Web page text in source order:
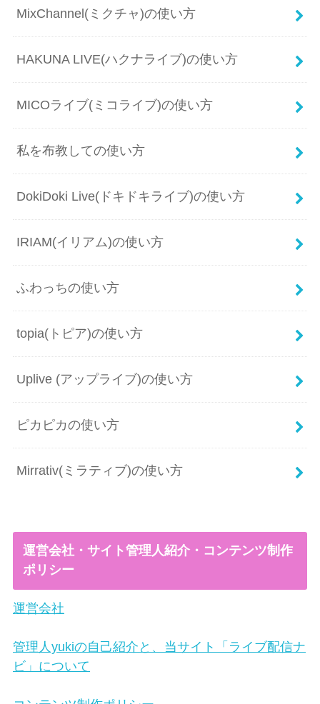
MixChannel(ミクチャ)の使い方
HAKUNA LIVE(ハクナライブ)の使い方
MICOライブ(ミコライブ)の使い方
私を布教しての使い方
DokiDoki Live(ドキドキライブ)の使い方
IRIAM(イリアム)の使い方
ふわっちの使い方
topia(トピア)の使い方
Uplive (アップライブ)の使い方
ピカピカの使い方
Mirrativ(ミラティブ)の使い方
運営会社・サイト管理人紹介・コンテンツ制作
ポリシー
運営会社
管理人yukiの自己紹介と、当サイト「ライブ配信ナ
ビ」について